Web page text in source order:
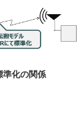
化の関係